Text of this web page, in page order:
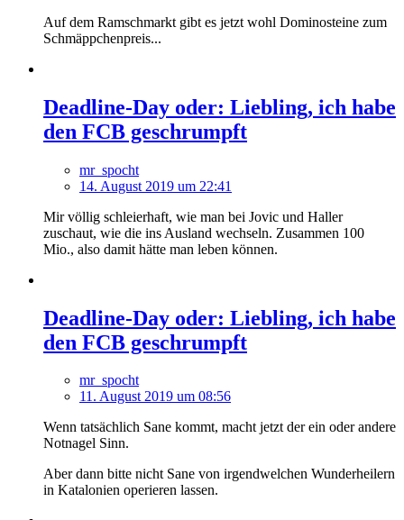
Auf dem Ramschmarkt gibt es jetzt wohl Dominosteine zum
Schmäppchenpreis...
Deadline-Day oder: Liebling, ich habe
den FCB geschrumpft
mr_spocht
14. August 2019 um 22:41
Mir völlig schleierhaft, wie man bei Jovic und Haller
zuschaut, wie die ins Ausland wechseln. Zusammen 100
Mio., also damit hätte man leben können.
Deadline-Day oder: Liebling, ich habe
den FCB geschrumpft
mr_spocht
11. August 2019 um 08:56
Wenn tatsächlich Sane kommt, macht jetzt der ein oder andere
Notnagel Sinn.
Aber dann bitte nicht Sane von irgendwelchen Wunderheilern
in Katalonien operieren lassen.